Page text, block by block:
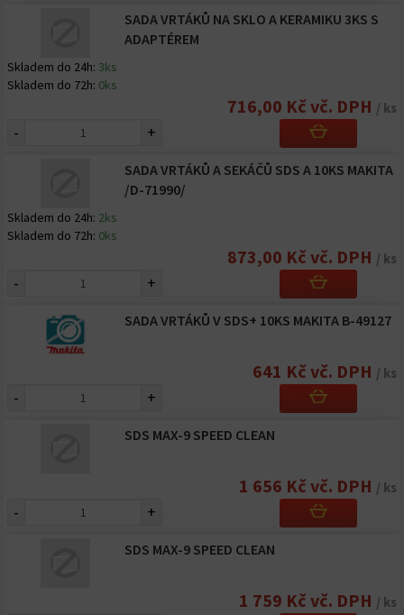
SADA VRTÁKŮ NA SKLO A KERAMIKU 3KS S
ADAPTÉREM
Skladem do 24h: 3ks
Skladem do 72h: 0ks
716,00 Kč vč. DPH / ks
- +
SADA VRTÁKŮ A SEKÁČŮ SDS A 10KS MAKITA
/D-71990/
Skladem do 24h: 2ks
Skladem do 72h: 0ks
873,00 Kč vč. DPH / ks
- +
SADA VRTÁKŮ V SDS+ 10KS MAKITA B-49127
641 Kč vč. DPH / ks
- +
SDS MAX-9 SPEED CLEAN
1 656 Kč vč. DPH / ks
- +
SDS MAX-9 SPEED CLEAN
1 759 Kč vč. DPH / ks